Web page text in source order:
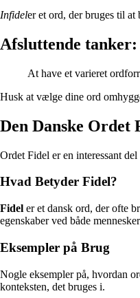
Infideler et ord, der bruges til
Afsluttende tanker:
At have et varieret
Husk at vælge dine ord
Den Danske Ordet
Ordet Fidel er en interessant
Hvad Betyder Fidel?
Fidel er et dansk ord, der ofte
egenskaber ved både
Eksempler på Brug
Nogle eksempler på, hvordan
konteksten, det bruges i.